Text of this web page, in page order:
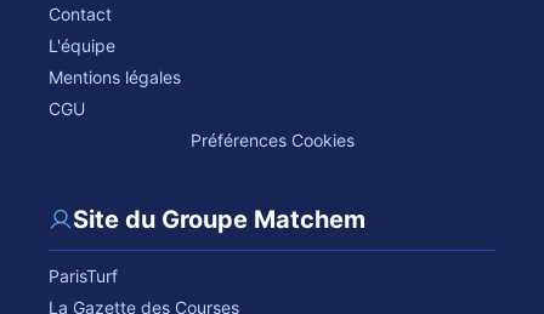
Contact
L'équipe
Mentions légales
CGU
Préférences Cookies
Site du Groupe Matchem
ParisTurf
La Gazette des Courses